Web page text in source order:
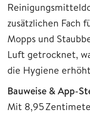
zusätzlichen Fach
Mopps und
Luft getrocknet,
die Hygiene
Bauweise & App-
Mit 8,95